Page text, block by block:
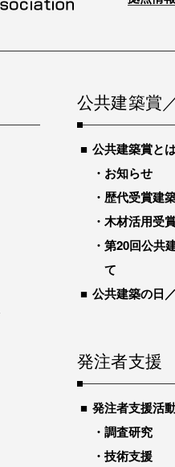
公共建築賞
公共建築賞と
お知らせ
歴代受賞建
木材活用受
第20回公共
て
公共建築の日
発注者支援
発注者支援活
調査研究
技術支援